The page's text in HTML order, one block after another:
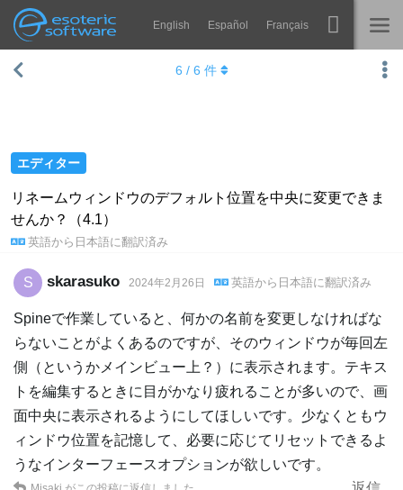
Esoteric Software
Navigation English Español Français
ホーム
お問い合わせ
Spine
購入
エディター
リネームウィンドウのデフォルト位置を中央に変更できま
せんか？（4.1）
英語から 日本語に翻訳済み
6 / 6 件
S skarasuko 2024年2月26日 英語から 日本語に翻訳済み
Spineで作業していると、何かの名前を変更しなければな
らないことがよくあるのですが、そのウィンドウが毎回左
側（というかメインビュー上？）に表示されます。テキス
トを編集するときに目がかなり疲れることが多いので、画
面中央に表示されるようにしてほしいです。少なくともウ
ィンドウ位置を記憶して、必要に応じてリセットできるよ
うなインターフェースオプションが欲しいです。